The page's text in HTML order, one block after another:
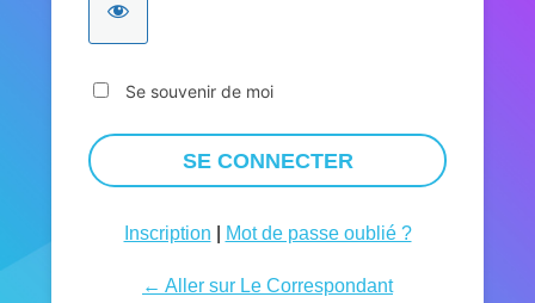
Se souvenir de moi
Inscription Mot de passe oublié ?
← Aller sur Le Correspondant